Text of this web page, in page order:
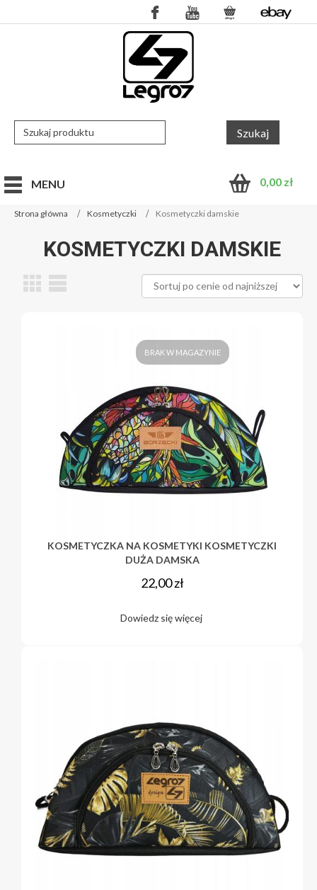
0,00 zł
MENU
Strona główna Kosmetyczki Kosmetyczki damskie
KOSMETYCZKI DAMSKIE
KOSMETYCZKA NA KOSMETYKI KOSMETYCZKI
DUŻA DAMSKA
22,00zł
Dowiedz się więcej
BRAK W MAGAZYNIE